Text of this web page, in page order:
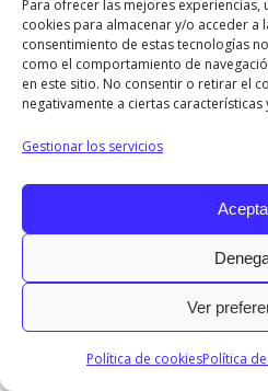
Para ofrecer las mejores
cookies para almacenar y/o acceder a
consentimiento de estas tecnologías
como el comportamiento de
en este sitio. No consentir o retirar el
negativamente a ciertas características
Gestionar los servicios
Ver
Política de cookiesPolítica
Menu
Diseñado por ©